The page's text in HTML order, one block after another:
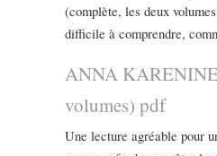
(complète, les deux
difficile à comprendre,
ANNA
volumes) pdf
Une lecture agréable pour